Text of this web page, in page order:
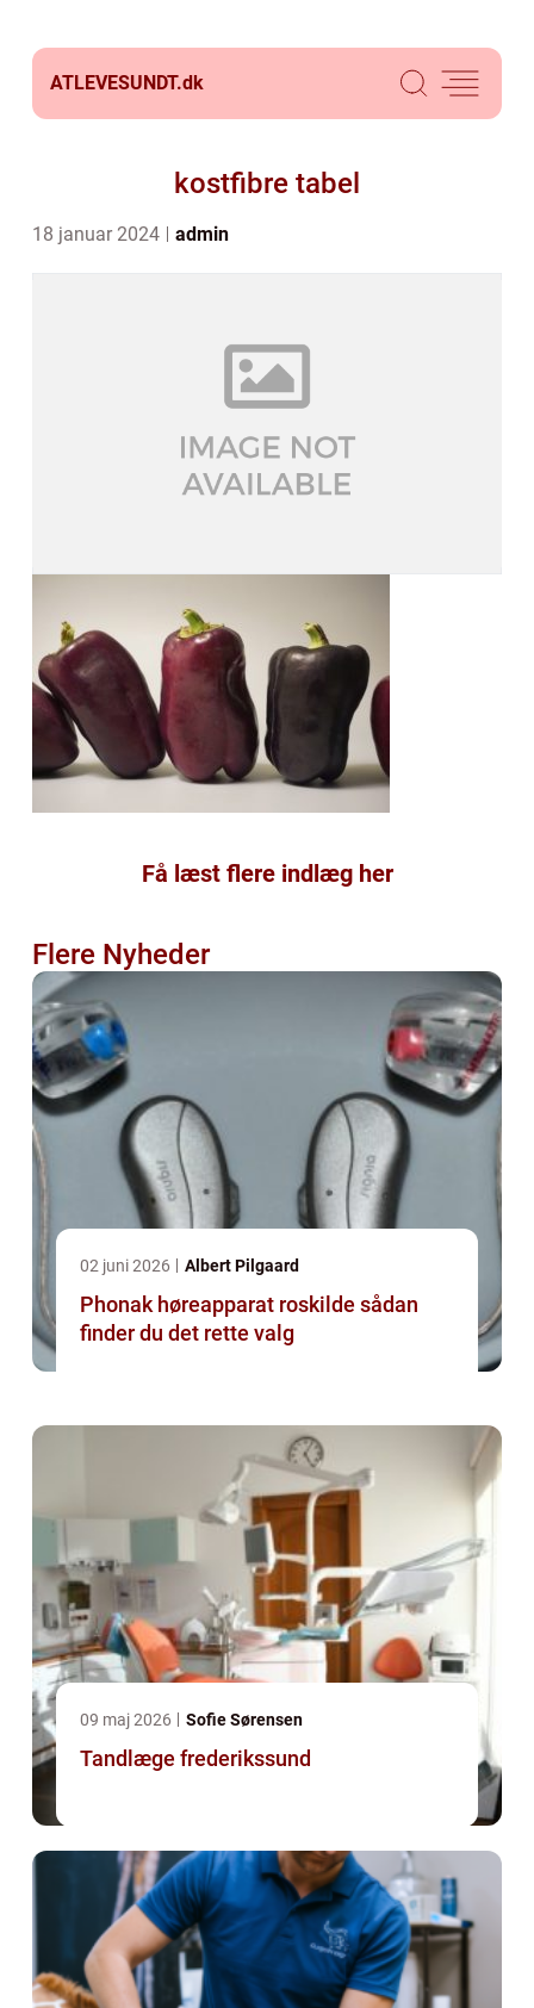
ATLEVESUNDT.dk
kostfibre tabel
18 januar 2024 admin
Få læst flere indlæg her
Flere Nyheder
02 juni 2026 Albert Pilgaard
Phonak høreapparat roskilde sådan
finder du det rette valg
09 maj 2026 Sofie Sørensen
Tandlæge frederikssund